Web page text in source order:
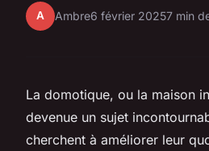
A Ambre6 février 20257 min
La domotique, ou la maison
devenue un sujet
cherchent à améliorer leur